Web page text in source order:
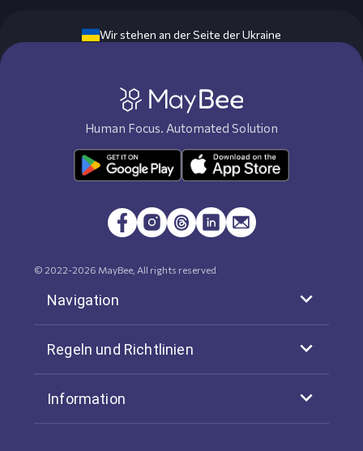
Wir stehen an der Seite der Ukraine
Human Focus. Automated Solution
© 2022-2026 MayBee, All rights reserved
Navigation
Regeln und Richtlinien
Information